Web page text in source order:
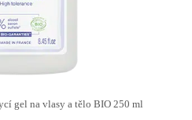
gel na vlasy a tělo BIO 250 ml